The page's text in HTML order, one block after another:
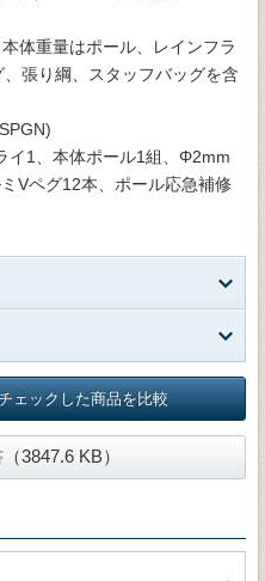
体重量はポール、レインフラ
張り綱、スタッフバッグを含
イ1、本体ポール1組、Φ2mm
Vペグ12本、ポール応急補修
ェックした商品を比較
3847.6 KB）